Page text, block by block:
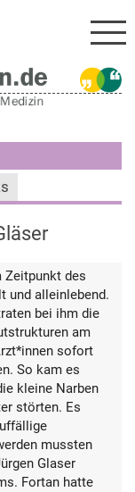
Zeitpunkt des
und alleinlebend.
bei ihm die
am
sofort
So kam es
kleine Narben
störten. Es
mussten
Glaser
Fortan hatte